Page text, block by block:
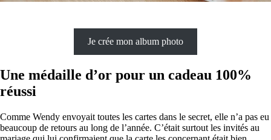
Je crée mon album photo
Une médaille d’or pour un cadeau 100%
réussi
Comme Wendy envoyait toutes les cartes dans le secret, elle n’a pas eu
beaucoup de retours au long de l’année. C’était surtout les invités au